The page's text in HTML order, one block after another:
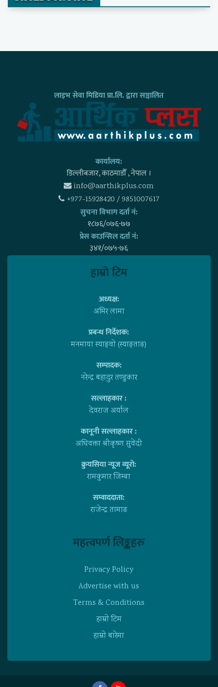
लाइभ सेवा मिडिया प्रा.लि. द्वारा सञ्चालित
कार्यालय:
डिल्लीबजार, काठमाडाैँ , नेपाल ।
info@aarthikplus.com
+977-15928420 / 9851007617
सुचना विभाग दर्ता नं:
१८७६/०७६-७७
प्रेस काउन्सिल दर्ता नं:
३४१/०७५-७६
हाम्राे टिम
अध्यक्ष:
अमिर लामा
प्रबन्ध निर्देशक:
मनमाया स्याङ्वाे (स्याङ्ताङ)
सम्पादक:
नरेन्द्र बहादुर तण्डुकार
सल्लाहकार :
देवराज अर्याल
कानूनी सल्लाहकार :
अधिवक्ता श्रीकृष्ण सुवेदी
क्रुयसिया न्यूज व्यूराे:
रामकुमार जिम्बा
सम्वाददाता:
राजेन्द्र तामाङ
महत्वपर्ण लिङ्कहरु
Privacy Policy
Advertise with us
Terms & Conditions
हाम्राे टिम
हाम्राे बारेमा